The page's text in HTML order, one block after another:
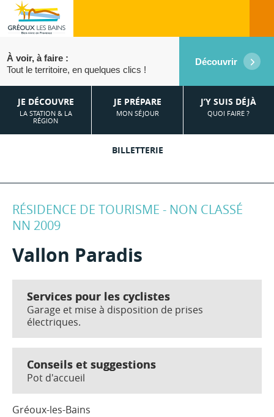
JE DÉCOUVRE
LA STATION & LA
RÉGION
JE PRÉPARE
MON SÉJOUR
J’Y SUIS DÉJÀ
QUOI FAIRE ?
BILLETTERIE
À voir, à faire :
Tout le territoire, en quelques clics !
Découvrir
RÉSIDENCE DE TOURISME - NON CLASSÉ
NN 2009
Vallon Paradis
Services pour les cyclistes
Garage et mise à disposition de prises
électriques.
Conseils et suggestions
Pot d'accueil
Gréoux-les-Bains